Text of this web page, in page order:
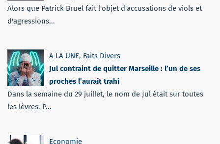
Alors que Patrick Bruel fait l'objet d'accusations de viols et
d'agressions...
A LA UNE, Faits Divers
Jul contraint de quitter Marseille : l’un de ses
proches l’aurait trahi
Dans la semaine du 29 juillet, le nom de Jul était sur toutes
les lèvres. P...
Economie